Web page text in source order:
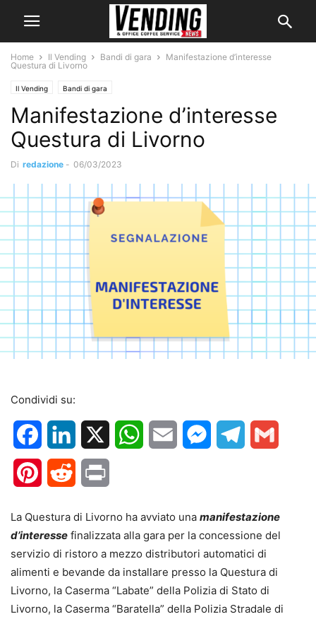
Home Il Vending Bandi di gara
Manifestazione d’interesse
Questura di Livorno
Il Vending Bandi di gara
Manifestazione d’interesse
Questura di Livorno
Di redazione - 06/03/2023
Condividi su:
FacebookLinkedIn WhatsApp
Email MessengerTelegram
PinterestReddit
La Questura di Livorno ha avviato una manifestazione
d’interesse finalizzata alla gara per la concessione del
servizio di ristoro a mezzo distributori automatici di
alimenti e bevande da installare presso la Questura di
Livorno, la Caserma “Labate” della Polizia di Stato di
Livorno, la Caserma “Baratella” della Polizia Stradale di